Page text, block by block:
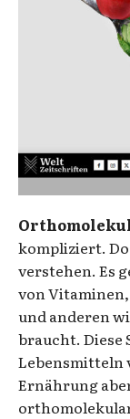
kompliziert.
verstehen. Es
von
und anderen
braucht.
Lebensmitteln
Ernährung